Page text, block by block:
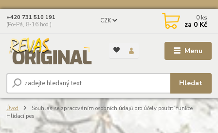
Menu
CZK
Hledat
+420 731 510 191
(Po-Pá, 8-16 hod.)
0 ks
za 0 Kč
Úvod
Souhlas se zpracováním osobních údajů pro účely použití funkce
Hlídací pes